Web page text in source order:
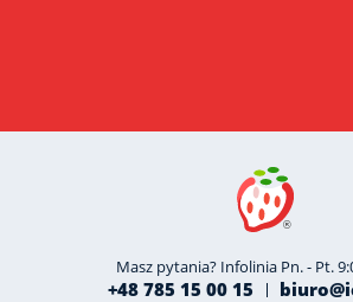
Masz pytania? Infolinia Pn. - Pt.
+48 785 15 00 15